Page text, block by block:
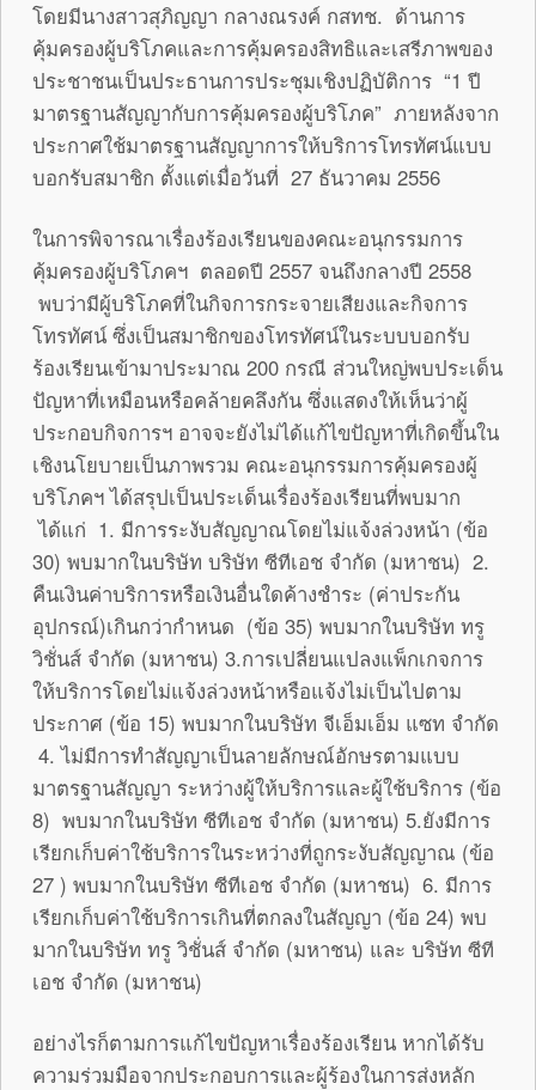
โดยมีนางสาวสุภิญญา กลางณรงค์ กสทช. ด้านการ
คุ้มครองผู้บริโภคและการคุ้มครองสิทธิและเสรีภาพของ
ประชาชนเป็นประธานการประชุมเชิงปฏิบัติการ “1 ปี
มาตรฐานสัญญากับการคุ้มครองผู้บริโภค” ภายหลังจาก
ประกาศใช้มาตรฐานสัญญาการให้บริการโทรทัศน์แบบ
บอกรับสมาชิก ตั้งแต่เมื่อวันที่ 27 ธันวาคม 2556
ในการพิจารณาเรื่องร้องเรียนของคณะอนุกรรมการ
คุ้มครองผู้บริโภคฯ ตลอดปี 2557 จนถึงกลางปี 2558
พบว่ามีผู้บริโภคที่ในกิจการกระจายเสียงและกิจการ
โทรทัศน์ ซึ่งเป็นสมาชิกของโทรทัศน์ในระบบบอกรับ
ร้องเรียนเข้ามาประมาณ 200 กรณี ส่วนใหญ่พบประเด็น
ปัญหาที่เหมือนหรือคล้ายคลึงกัน ซึ่งแสดงให้เห็นว่าผู้
ประกอบกิจการฯ อาจจะยังไม่ได้แก้ไขปัญหาที่เกิดขึ้นใน
เชิงนโยบายเป็นภาพรวม คณะอนุกรรมการคุ้มครองผู้
บริโภคฯ ได้สรุปเป็นประเด็นเรื่องร้องเรียนที่พบมาก
ได้แก่ 1. มีการระงับสัญญาณโดยไม่แจ้งล่วงหน้า (ข้อ
30) พบมากในบริษัท บริษัท ซีทีเอช จำกัด (มหาชน) 2.
คืนเงินค่าบริการหรือเงินอื่นใดค้างชำระ (ค่าประกัน
อุปกรณ์)เกินกว่ากำหนด (ข้อ 35) พบมากในบริษัท ทรู
วิชั่นส์ จำกัด (มหาชน) 3.การเปลี่ยนแปลงแพ็กเกจการ
ให้บริการโดยไม่แจ้งล่วงหน้าหรือแจ้งไม่เป็นไปตาม
ประกาศ (ข้อ 15) พบมากในบริษัท จีเอ็มเอ็ม แซท จำกัด
4. ไม่มีการทำสัญญาเป็นลายลักษณ์อักษรตามแบบ
มาตรฐานสัญญา ระหว่างผู้ให้บริการและผู้ใช้บริการ (ข้อ
8) พบมากในบริษัท ซีทีเอช จำกัด (มหาชน) 5.ยังมีการ
เรียกเก็บค่าใช้บริการในระหว่างที่ถูกระงับสัญญาณ (ข้อ
27 ) พบมากในบริษัท ซีทีเอช จำกัด (มหาชน) 6. มีการ
เรียกเก็บค่าใช้บริการเกินที่ตกลงในสัญญา (ข้อ 24) พบ
มากในบริษัท ทรู วิชั่นส์ จำกัด (มหาชน) และ บริษัท ซีที
เอช จำกัด (มหาชน)
อย่างไรก็ตามการแก้ไขปัญหาเรื่องร้องเรียน หากได้รับ
ความร่วมมือจากประกอบการและผู้ร้องในการส่งหลัก